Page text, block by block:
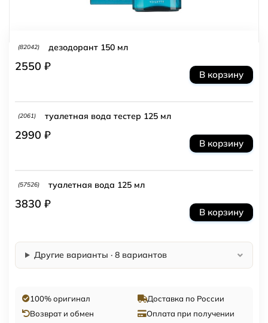
(82042) дезодорант 150 мл
2550 ₽
В корзину
(2061) туалетная вода тестер 125 мл
2990 ₽
В корзину
(57526) туалетная вода 125 мл
3830 ₽
В корзину
Другие варианты · 8 вариантов
100% оригинал
Доставка по России
Возврат и обмен
Оплата при получении